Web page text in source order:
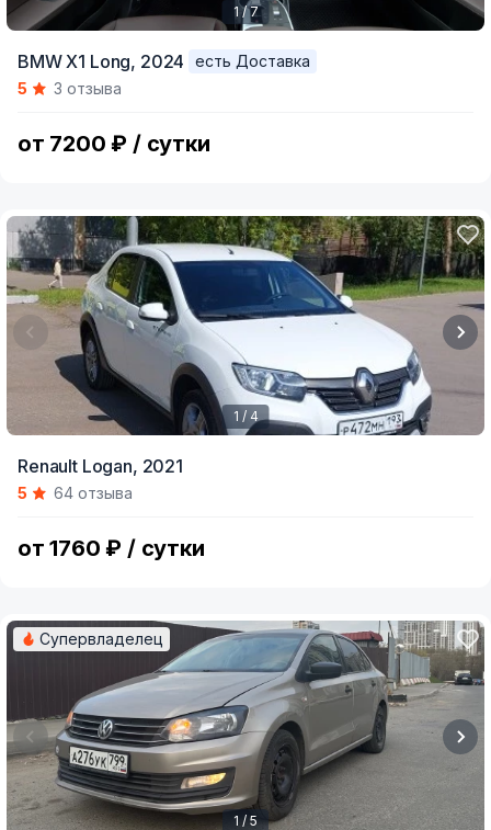
of
1 / 7
BMW X1 Long, 2024
есть Доставка
5
3 отзыва
от 7200 ₽ / сутки
of
1 / 4
Renault Logan, 2021
5 64 отзыва
от 1760 ₽ / сутки
Супервладелец
1 / 5